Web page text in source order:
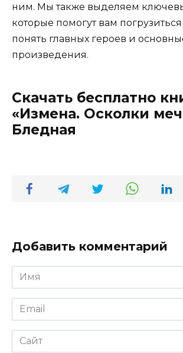
ним. Мы также выделяем
которые помогут вам
понять главных героев и
произведения.
Скачать бесплатно
«Измена. Осколки
Бледная
Добавить комментарий
Имя
*
Email
*
Сайт